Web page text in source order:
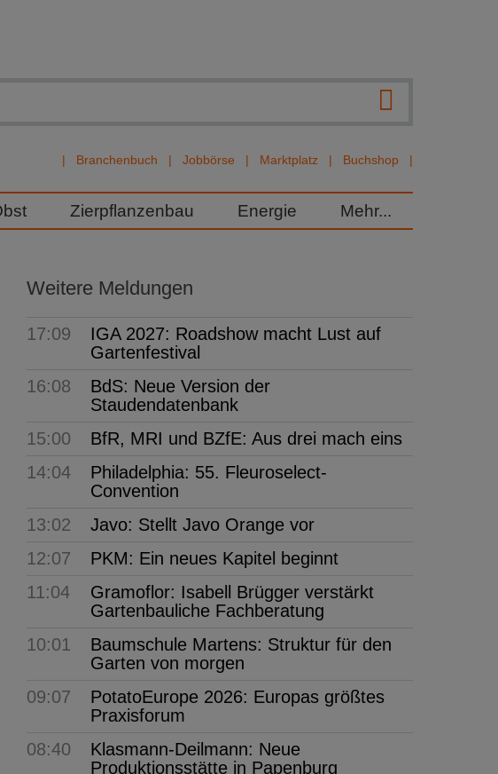
Branchenbuch Jobbörse Marktplatz Buchshop
Zierpflanzenbau Energie Mehr...
Weitere Meldungen
17:09
IGA 2027: Roadshow macht Lust auf
Gartenfestival
16:08
BdS: Neue Version der
Staudendatenbank
15:00
BfR, MRI und BZfE: Aus drei mach eins
14:04
Philadelphia: 55. Fleuroselect-
Convention
13:02
Javo: Stellt Javo Orange vor
12:07
PKM: Ein neues Kapitel beginnt
11:04
Gramoflor: Isabell Brügger verstärkt
Gartenbauliche Fachberatung
10:01
Baumschule Martens: Struktur für den
Garten von morgen
09:07
PotatoEurope 2026: Europas größtes
Praxisforum
08:40
Klasmann-Deilmann: Neue
Produktionsstätte in Papenburg